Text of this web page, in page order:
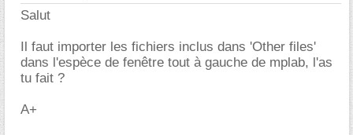
Salut
Il faut importer les fichiers inclus dans 'Other files'
dans l'espèce de fenêtre tout à gauche de mplab, l'as
tu fait ?
A+